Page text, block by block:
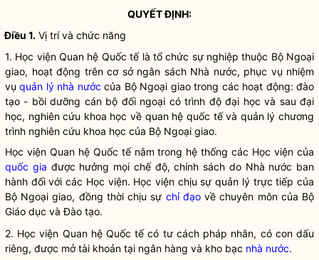
QUYẾT ĐỊNH:
Điều 1. Vị trí và chức năng
1. Học viện Quan hệ Quốc tế là tổ chức sự nghiệp thuộc Bộ Ngoại
giao, hoạt động trên cơ sở ngân sách Nhà nước, phục vụ nhiệm
vụquản lý nhà nước của Bộ Ngoại giao trong các hoạt động: đào
tạo - bồi dưỡng cán bộ đối ngoại có trình độ đại học và sau đại
học, nghiên cứu khoa học về quan hệ quốc tế và quản lý chương
trình nghiên cứu khoa học của Bộ Ngoại giao.
Học viện Quan hệ Quốc tế nằm trong hệ thống các Học viện của
quốc gia được hưởng mọi chế độ, chính sách do Nhà nước ban
hành đối với các Học viện. Học viện chịu sự quản lý trực tiếp của
Bộ Ngoại giao, đồng thời chịu sự chỉ đạovề chuyên môn của Bộ
Giáo dục và Đào tạo.
2. Học viện Quan hệ Quốc tế có tư cách pháp nhân, có con dấu
riêng, được mở tài khoản tại ngân hàng và kho bạc nhà nước.